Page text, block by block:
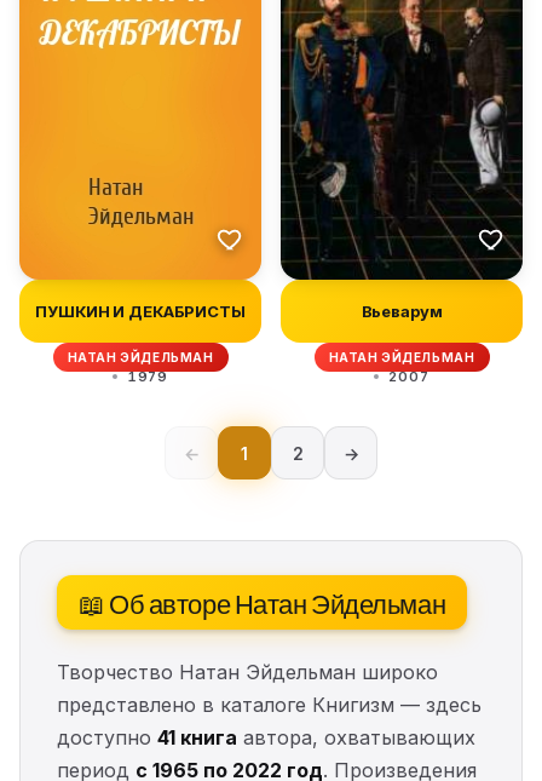
ПУШКИН И ДЕКАБРИСТЫ
НАТАН ЭЙДЕЛЬМАН
1979
Вьеварум
НАТАН ЭЙДЕЛЬМАН
2007
← 1 2 →
📖 Об авторе Натан Эйдельман
Творчество Натан Эйдельман широко
представлено в каталоге Книгизм — здесь
доступно 41 книга автора, охватывающих
период с 1965 по 2022 год. Произведения